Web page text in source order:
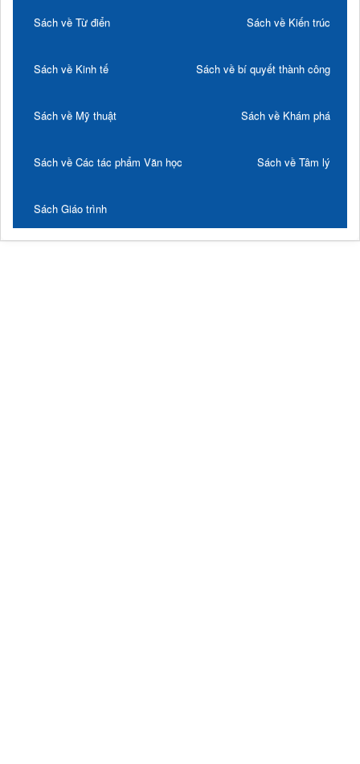
Sách về Từ điển Sách về Kiến trúc
Sách về Kinh tế Sách về bí quyết thành công
Sách về Mỹ thuật Sách về Khám phá
Sách về Các tác phẩm Văn học Sách về Tâm lý
Sách Giáo trình